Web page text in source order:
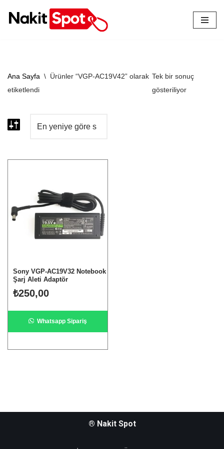
Ana Sayfa \ Ürünler “VGP-AC19V42” olarak
etiketlendi
Tek bir sonuç
gösteriliyor
Sony VGP-AC19V32 Notebook
Şarj Aleti Adaptör
₺250,00
Whatsapp Sipariş
® Nakit Spot